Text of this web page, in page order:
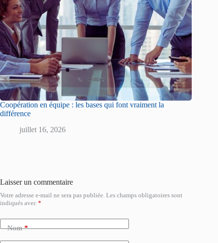
Coopération en équipe : les bases qui font vraiment la
différence
juillet 16, 2026
Laisser un commentaire
Votre adresse e-mail ne sera pas publiée. Les champs obligatoires sont
indiqués avec *
Nom*